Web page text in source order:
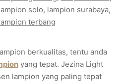
solo, lampion surabaya
terbang
berkualitas, tentu anda
yang tepat. Jezina Light
lampion yang paling tepat